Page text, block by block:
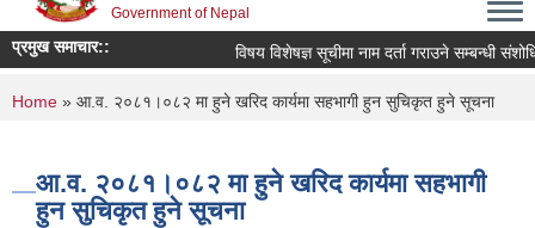
Government of Nepal
प्रमुख समाचार:: विषय विशेषज्ञ सूचीमा नाम दर्ता गराउने सम्बन्धी संशोधित
You are here
Home » आ.व. २०८१।०८२ मा हुने खरिद कार्यमा सहभागी हुन सुचिकृत हुने सूचना
आ.व. २०८१।०८२ मा हुने खरिद कार्यमा सहभागी
हुन सुचिकृत हुने सूचना